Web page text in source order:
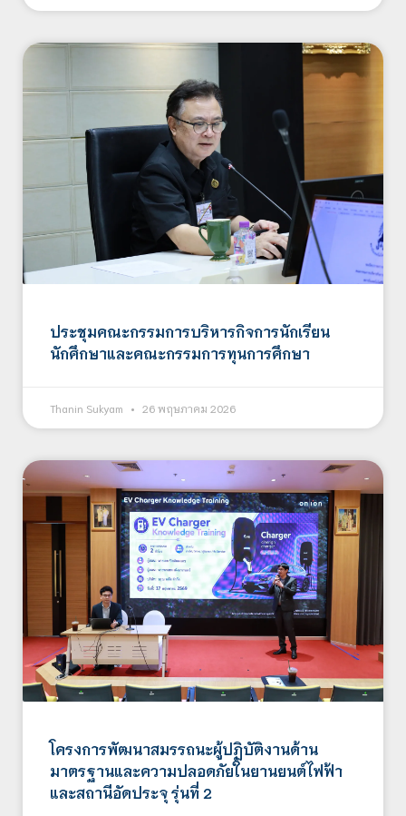
ประชุมคณะกรรมการบริหารกิจการนักเรียน
นักศึกษาและคณะกรรมการทุนการศึกษา
Thanin Sukyam 26 พฤษภาคม 2026
โครงการพัฒนาสมรรถนะผู้ปฏิบัติงานด้าน
มาตรฐานและความปลอดภัยในยานยนต์ไฟฟ้า
และสถานีอัดประจุ รุ่นที่ 2